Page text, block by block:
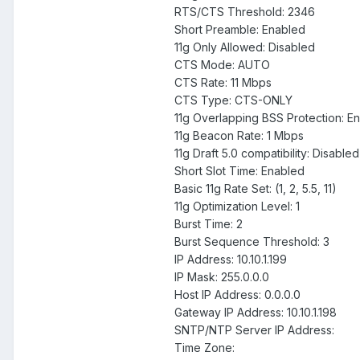
RTS/CTS Threshold: 2346
Short Preamble: Enabled
11g Only Allowed: Disabled
CTS Mode: AUTO
CTS Rate: 11 Mbps
CTS Type: CTS-ONLY
11g Overlapping BSS Protection:
11g Beacon Rate: 1 Mbps
11g Draft 5.0 compatibility: Disabled
Short Slot Time: Enabled
Basic 11g Rate Set: (1, 2, 5.5, 11)
11g Optimization Level: 1
Burst Time: 2
Burst Sequence Threshold: 3
IP Address: 10.10.1.199
IP Mask: 255.0.0.0
Host IP Address: 0.0.0.0
Gateway IP Address: 10.10.1.198
SNTP/NTP Server IP Address:
Time Zone: